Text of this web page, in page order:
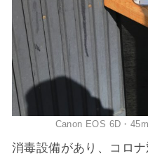
Canon EOS 6D・
消毒設備があり、コロ